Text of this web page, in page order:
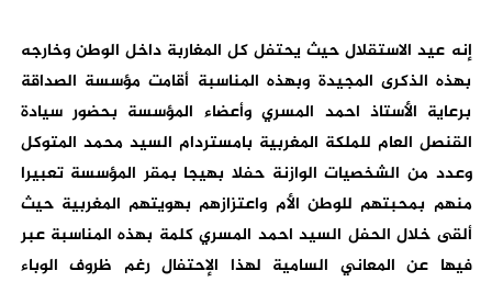
إنه عيد الاستقلال حيث يحتفل كل المغاربة داخل الوطن وخارجه
بهذه الذكرى المجيدة وبهذه المناسبة أقامت مؤسسة الصداقة
برعاية الأستاذ احمد المسري وأعضاء المؤسسة بحضور سيادة
القنصل العام للملكة المغربية بامستردام السيد محمد المتوكل
وعدد من الشخصيات الوازنة حفلا بهيجا بمقر المؤسسة تعبيرا
منهم بمحبتهم للوطن الأم واعتزازهم بهويتهم المغربية حيث
ألقى خلال الحفل السيد احمد المسري كلمة بهذه المناسبة عبر
فيها عن المعاني السامية لهذا الإحتفال رغم ظروف الوباء